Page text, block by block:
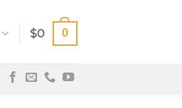
$0 0